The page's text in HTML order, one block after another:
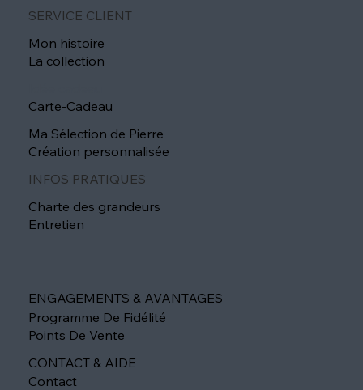
SERVICE CLIENT
Mon histoire
La collection
Carte-Cadeau
Ma Sélection de Pierre
Création personnalisée
INFOS PRATIQUES
Charte des grandeurs
Entretien
ENGAGEMENTS & AVANTAGES
Programme De Fidélité
Points De Vente
CONTACT & AIDE
Contact